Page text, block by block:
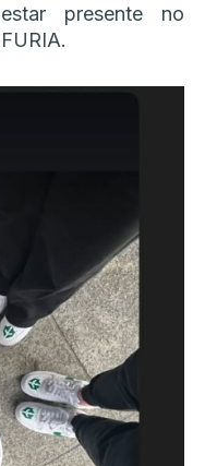
presente no